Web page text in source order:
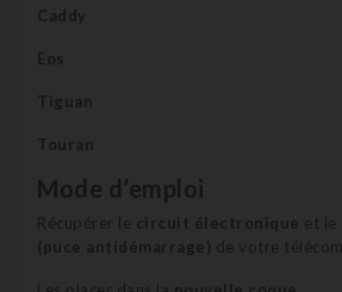
Caddy
Eos
Tiguan
Touran
Mode d’emploi
Récupérer le circuit électronique et le
(puce antidémarrage) de votre